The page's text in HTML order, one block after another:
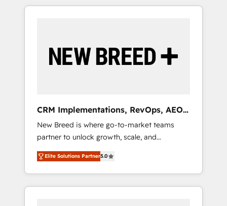
HubSpotアワード受賞・HUGリーダー ✓
AI活用に関するご相談、現状整理の壁打ちな
ど、構想段階からお気軽にお問い合わせくださ
Success Media (Paid Media), making this the
by Globalia’s technical development team. -
19 HubSpot-certified trainers to drive
deployment of Breeze AI and custom agents
to automate growth. 🏆 Elite Excellence - 8
platform accreditations and deep HIPAA-
compliance expertise. - A team of 250+
experts dedicated to your resilient growth.
CRM Implementations, RevOps, AEO
+ Web, Demand Gen
New Breed is where go-to-market teams
partner to unlock growth, scale, and
transformation. We help companies activate
HubSpot’s AI-powered customer platform
and operationalize HubSpot’s Loop
Marketing framework through expert-led
Elite Solutions Partner5.0